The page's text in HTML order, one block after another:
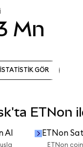
Mn
GÖR
ETNon
Al ETNon Sat
ETNon